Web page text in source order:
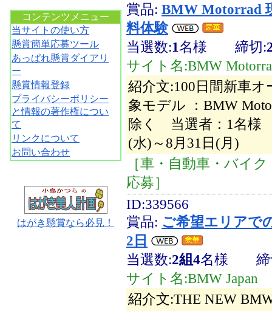
コンテンツメニュー
当サイトの使い方
懸賞簡単応募ツール
あっぱれ懸賞ダイアリ
ー
懸賞情報登録
プライバシーポリシー
と情報の著作権につい
て
リンクについて
お問い合わせ
はがき懸賞なら必見！
賞品: BMW Motorrad
料体験
当選数:1名様 締切:
サイト名:BMW
紹介文:100日間新車
象モデル ：BMW
除く 当選者：1名様
(水)～8月31日(月)
［車・自動車・バイ
応募］
ID:339566
賞品: ご希望エリアで
2日
当選数:2組4名様
サイト名:BMW Japan
紹介文:THE NEW